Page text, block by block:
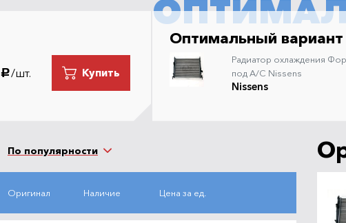
руб./шт. Купить
Оптимальный вариант
Радиатор охлаждения
под A/C Nissens
Nissens
По популярности
Оригинал Наличие Цена за ед.